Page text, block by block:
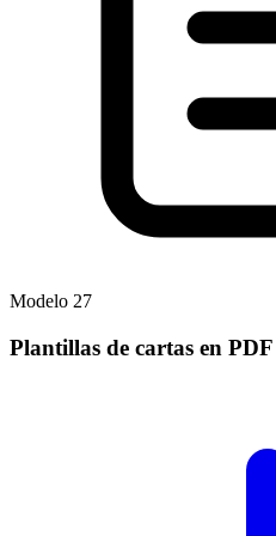
Modelo 27
Plantillas de cartas en PDF